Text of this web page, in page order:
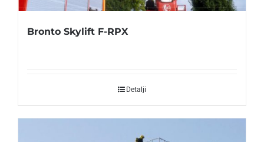
Bronto Skylift F-RPX
Detalji